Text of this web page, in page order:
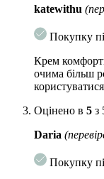
Активні компоненти:
Ретиналь
він працює
або MLE
katewithu
Покупку
Крем
очима більш
Оцінено в 5 з
Daria
Покупку